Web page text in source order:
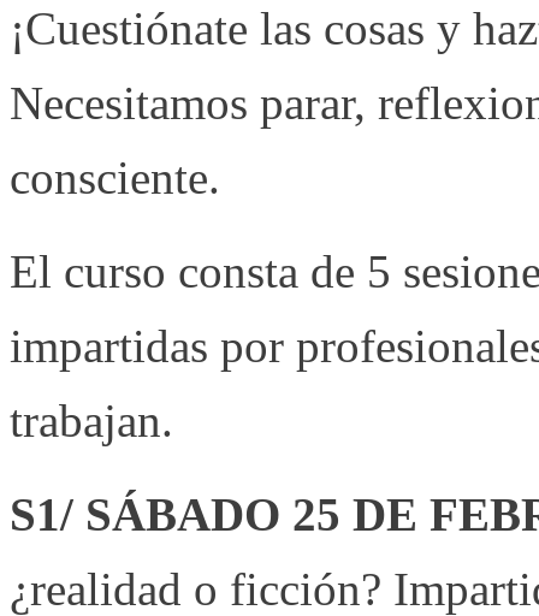
¡Cuestiónate las cosas y
Necesitamos parar,
consciente.
El curso consta de 5
impartidas por
trabajan.
S1/ SÁBADO 25 DE
¿realidad o ficción?